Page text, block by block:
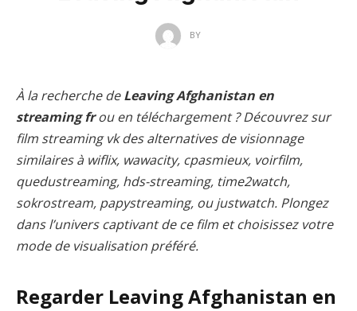
BY
À la recherche deLeaving Afghanistan en
streaming frou en téléchargement ? Découvrez sur
film streaming vk des alternatives de visionnage
similaires à wiflix, wawacity, cpasmieux, voirfilm,
quedustreaming, hds-streaming, time2watch,
sokrostream, papystreaming, ou justwatch. Plongez
dans l’univers captivant de ce film et choisissez votre
mode de visualisation préféré.
Regarder Leaving Afghanistan en